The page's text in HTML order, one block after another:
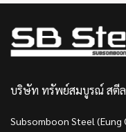
บริษัท ทรัพย์สมบูรณ์ สตีล
Subsomboon Steel (Eung